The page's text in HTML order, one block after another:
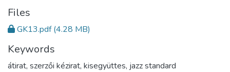
Files
GK13.pdf(4.28 MB)
Keywords
átirat, szerzői kézirat, kisegyüttes, jazz standard